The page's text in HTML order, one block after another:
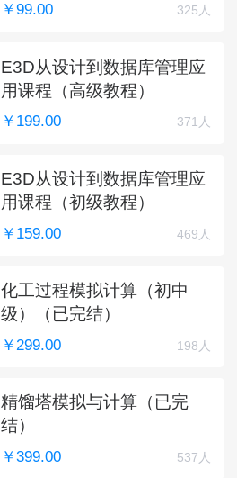
￥99.00 325人
E3D从设计到数据库管理应
用课程（高级教程）
￥199.00 371人
E3D从设计到数据库管理应
用课程（初级教程）
￥159.00 469人
化工过程模拟计算（初中
级）（已完结）
￥299.00 198人
精馏塔模拟与计算（已完
结）
￥399.00 537人